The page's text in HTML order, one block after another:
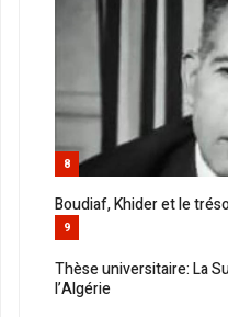
8
Boudiaf, Khider et le
9
Thèse universitaire: La
l’Algérie